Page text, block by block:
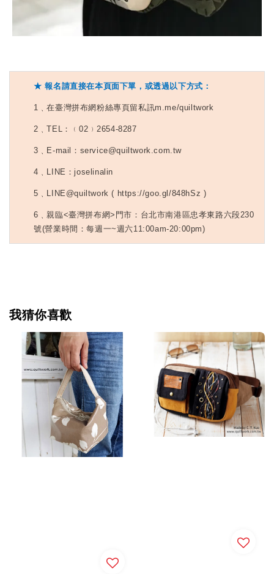
★ 報名請直接在本頁面下單，或透過以下方式：
1 ﹑在臺灣拼布網粉絲專頁留私訊m.me/quiltwork
2 ﹑TEL：﹙02﹚2654-8287
3 ﹑E-mail：service@quiltwork.com.tw
4 ﹑LINE：joselinalin
5 ﹑LINE@quiltwork ( https://goo.gl/848hSz )
6 ﹑親臨<臺灣拼布網>門市：台北市南港區忠孝東路六段230
號(營業時間：每週一~週六11:00am-20:00pm)
我猜你喜歡